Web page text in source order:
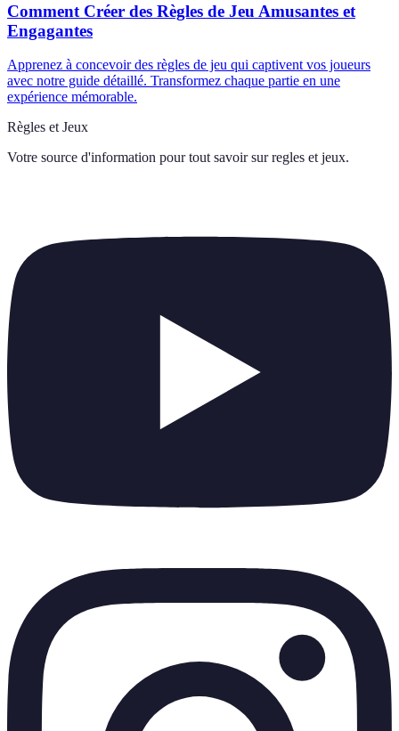
Comment Créer des Règles de Jeu Amusantes et
Engagantes
Apprenez à concevoir des règles de jeu qui captivent vos joueurs
avec notre guide détaillé. Transformez chaque partie en une
expérience mémorable.
Règles et Jeux
Votre source d'information pour tout savoir sur regles et jeux.